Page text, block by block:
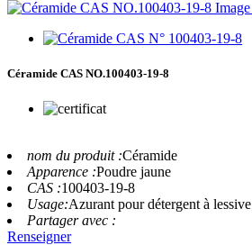
Céramide CAS NO.100403-19-8
nom du produit :Céramide
Apparence :Poudre jaune
CAS :100403-19-8
Usage:Azurant pour détergent à lessive
Partager avec :
Renseigner